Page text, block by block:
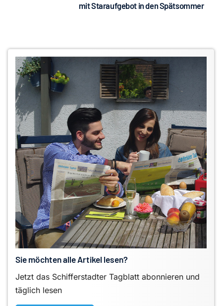
mit Staraufgebot in den Spätsommer
Sie möchten alle Artikel lesen?
Jetzt das Schifferstadter Tagblatt abonnieren und
täglich lesen